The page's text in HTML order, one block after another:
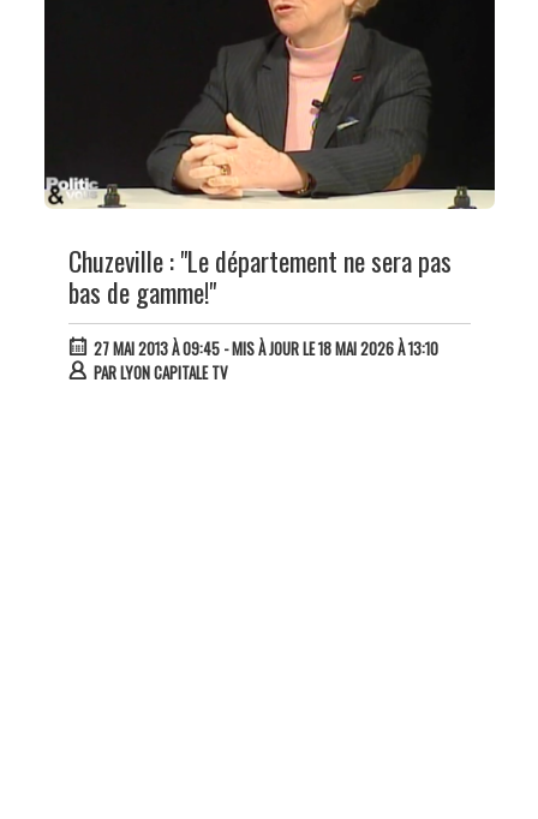
Chuzeville : "Le département ne sera pas
bas de gamme!"
27 MAI 2013 À 09:45- MIS À JOUR LE 18 MAI 2026 À 13:10
PARLYON CAPITALE TV